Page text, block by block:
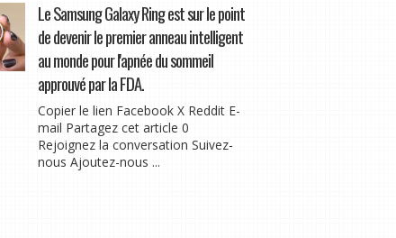
Le Samsung Galaxy Ring est sur le point
de devenir le premier anneau intelligent
au monde pour l'apnée du sommeil
approuvé par la FDA.
Copier le lien Facebook X Reddit E-
mail Partagez cet article 0
Rejoignez la conversation Suivez-
nous Ajoutez-nous ...